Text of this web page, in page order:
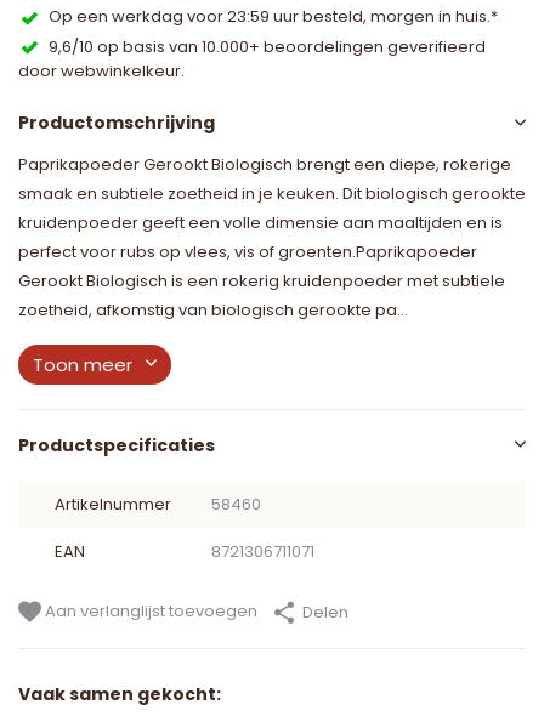
Op een werkdag voor 23:59 uur besteld, morgen in huis.*
9,6/10 op basis van 10.000+ beoordelingen geverifieerd
door webwinkelkeur.
Productomschrijving
Paprikapoeder Gerookt Biologisch brengt een diepe, rokerige
smaak en subtiele zoetheid in je keuken. Dit biologisch gerookte
kruidenpoeder geeft een volle dimensie aan maaltijden en is
perfect voor rubs op vlees, vis of groenten.Paprikapoeder
Gerookt Biologisch is een rokerig kruidenpoeder met subtiele
zoetheid, afkomstig van biologisch gerookte pa...
Toon meer
Productspecificaties
Artikelnummer 58460
EAN 8721306711071
Aan verlanglijst toevoegen Delen
Vaak samen gekocht: